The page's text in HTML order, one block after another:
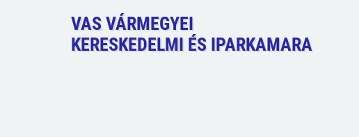
VAS VÁRMEGYEI
KERESKEDELMI ÉS IPARKAMARA